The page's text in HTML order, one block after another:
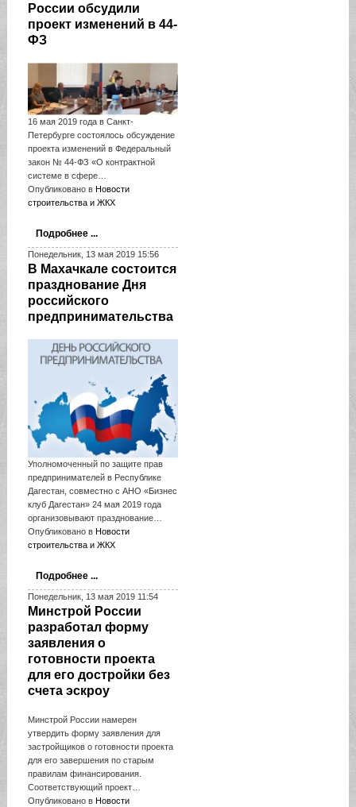
России обсудили
проект изменений в 44-
ФЗ
16 мая 2019 года в Санкт-
Петербурге состоялось обсуждение
проекта изменений в Федеральный
закон № 44-ФЗ «О контрактной
системе в сфере…
Опубликовано в Новости
строительства и ЖКХ
Подробнее ...
Понедельник, 13 мая 2019 15:56
В Махачкале состоится
празднование Дня
российского
предпринимательства
Уполномоченный по защите прав
предпринимателей в Республике
Дагестан, совместно с АНО «Бизнес
клуб Дагестан» 24 мая 2019 года
организовывают празднование…
Опубликовано в Новости
строительства и ЖКХ
Подробнее ...
Понедельник, 13 мая 2019 11:54
Минстрой России
разработал форму
заявления о
готовности проекта
для его достройки без
счета эскроу
Минстрой России намерен
утвердить форму заявления для
застройщиков о готовности проекта
для его завершения по старым
правилам финансирования.
Соответствующий проект…
Опубликовано в Новости